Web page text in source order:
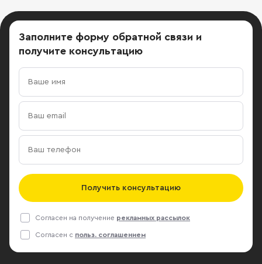
Заполните форму обратной связи и
получите консультацию
Получить консультацию
Согласен на получение рекламных рассылок
Согласен с польз. соглашением